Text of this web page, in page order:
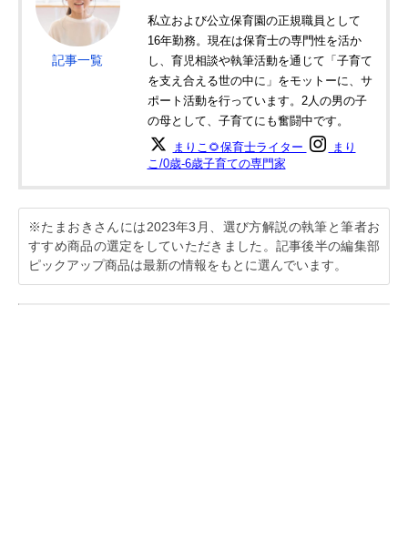
記事一覧
私立および公立保育園の正規職員として
16年勤務。現在は保育士の専門性を活か
し、育児相談や執筆活動を通じて「子育て
を支え合える世の中に」をモットーに、サ
ポート活動を行っています。2人の男の子
の母として、子育てにも奮闘中です。
まりこ🌻保育士ライター
まり
こ/0歳-6歳子育ての専門家
※たまおきさんには2023年3月、選び方解説の執筆と筆者お
すすめ商品の選定をしていただきました。記事後半の編集部
ピックアップ商品は最新の情報をもとに選んでいます。